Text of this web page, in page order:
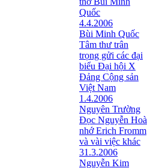
Quốc
4.4.2006
Bùi Minh Quốc
Tâm thư trân
trọng gửi các đại
biểu Đại hội X
Đảng Cộng sản
Việt Nam
1.4.2006
Nguyên Trường
Đọc Nguyễn Hoà
nhớ Erich Fromm
và vài việc khác
31.3.2006
Nguyễn Kim